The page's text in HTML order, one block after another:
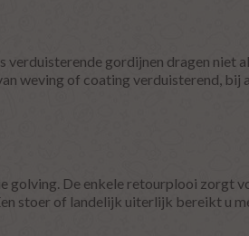
gordijnen dragen niet
weving of coating verduisterend, bij
De enkele retourplooi zorgt
stoer of landelijk uiterlijk bereikt u